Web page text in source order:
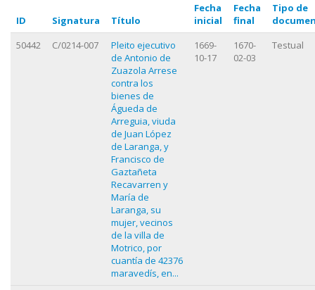
ID Signatura Título
Fecha
inicial
Fecha
final
Tipo de
50442
C/0214-007
Pleito ejecutivo
de Antonio de
Zuazola Arrese
contra los
bienes de
Águeda de
Arreguia, viuda
de Juan López
de Laranga, y
Francisco de
Gaztañeta
Recavarren y
María de
Laranga, su
mujer, vecinos
de la villa de
Motrico, por
cuantía de 42376
maravedís, en...
1669-
10-17
1670-
02-03
Testual